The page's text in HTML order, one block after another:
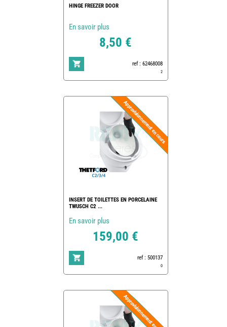
HINGE FREEZER DOOR
En savoir plus
8,50 €
ref : 62468008
2
INSERT DE TOILETTES EN PORCELAINE
TWUSCH C2 ...
En savoir plus
159,00 €
ref : 500137
0